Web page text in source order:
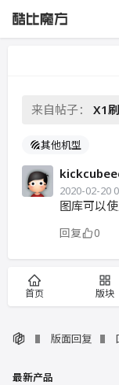
来自帖子： X1
其他机型
2020-02-20
图库可以
回复 0
首页 版块
版面回复
最新产品